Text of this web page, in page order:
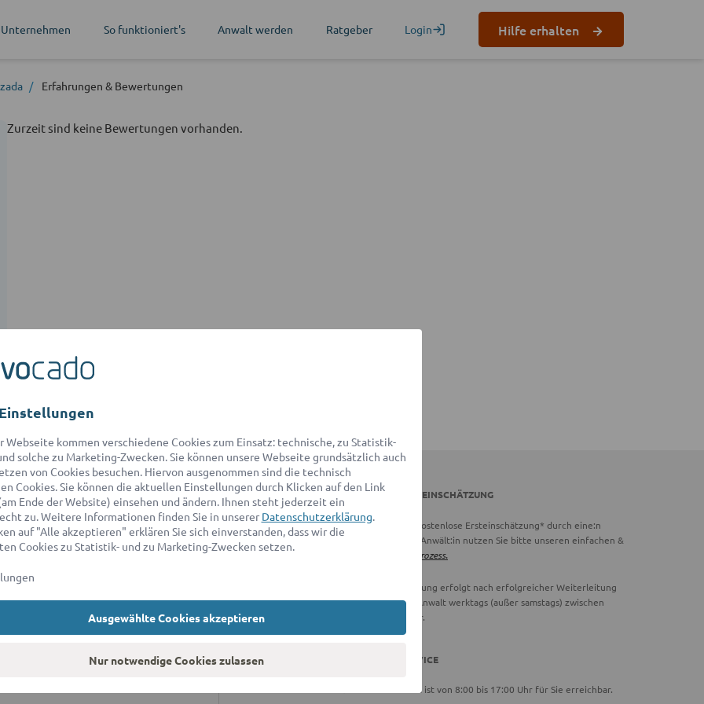
So funktioniert's Anwalt werden Ratgeber Login Hilfe erhalten
Erfahrungen & Bewertungen
Zurzeit sind keine Bewertungen vorhanden.
FÜR
Erbrecht
Markenrecht
ADVOCADO ERSTEINSCHÄTZUNG
Wichtig:
Für eine kostenlose Ersteinschätzung* durch eine:n
advocado Partner-Anwält:in nutzen Sie bitte unseren einfachen &
Online-Prozess.
*Die Ersteinschätzung erfolgt nach erfolgreicher Weiterleitung
an einen Partner-Anwalt werktags (außer samstags) zwischen
9:00 und 18:00 Uhr.
ADVOCADO SERVICE
Unser Serviceteam ist von 8:00 bis 17:00 Uhr für Sie erreichbar.
Webseite kommen verschiedene Cookies zum Einsatz: technische, zu Statistik-
solche zu Marketing-Zwecken. Sie können unsere Webseite grundsätzlich auch
von Cookies besuchen. Hiervon ausgenommen sind die technisch
Cookies. Sie können die aktuellen Einstellungen durch Klicken auf den Link
Ende der Website) einsehen und ändern. Ihnen steht jederzeit ein
zu. Weitere Informationen finden Sie in unserer Datenschutzerklärung.
auf "Alle akzeptieren" erklären Sie sich einverstanden, dass wir die
Cookies zu Statistik- und zu Marketing-Zwecken setzen.
Ausgewählte Cookies akzeptieren
Nur notwendige Cookies zulassen